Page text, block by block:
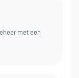
met een